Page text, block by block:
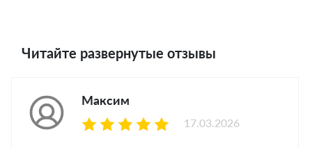
Читайте развернутые отзывы
Максим
17.03.2026